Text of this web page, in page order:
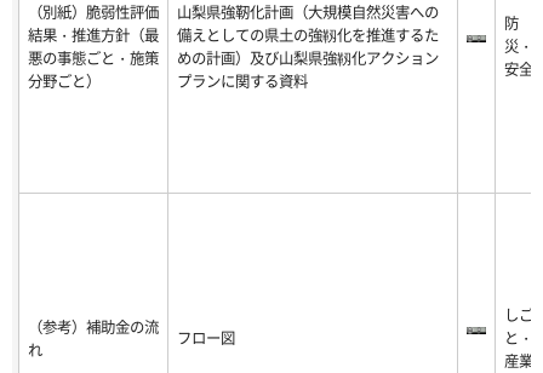
（別紙）脆弱性評価
結果・推進方針（最
悪の事態ごと・施策
分野ごと）
山梨県強靭化計画（大規模自然災害への
備えとしての県土の強靱化を推進するた
めの計画）及び山梨県強靱化アクション
プランに関する資料
防
災・
安全
（参考）補助金の流
れ
フロー図
しご
と・
産業